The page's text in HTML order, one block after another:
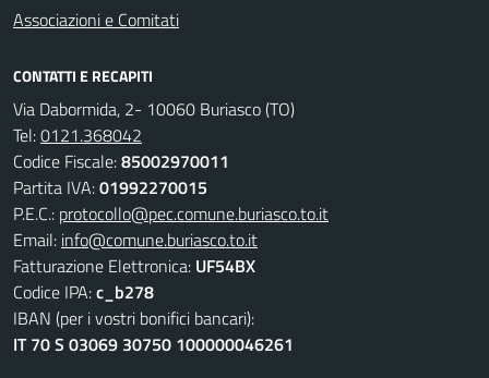
Associazioni e Comitati
CONTATTI E RECAPITI
Via Dabormida, 2- 10060 Buriasco (TO)
Tel:0121.368042
Codice Fiscale:85002970011
Partita IVA:01992270015
P.E.C.: protocollo@pec.comune.buriasco.to.it
Email: info@comune.buriasco.to.it
Fatturazione Elettronica: UF54BX
Codice IPA:c_b278
IBAN (per i vostri bonifici bancari):
IT 70 S 03069 30750 100000046261